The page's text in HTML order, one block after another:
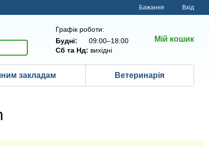
Бажання Вхід
Графік роботи:
Будні:
09:00–18:00
Сб та Нд: вихідні
Мій кошик
закладам Ветеринарія